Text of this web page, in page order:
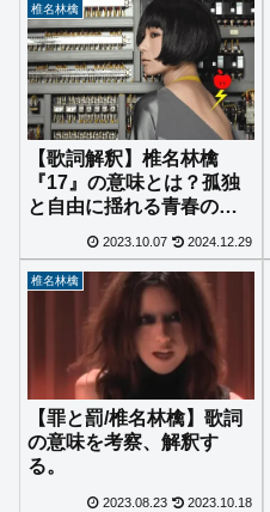
椎名林檎
【歌詞解釈】椎名林檎
『17』の意味とは？孤独
と自由に揺れる青春の物
2023.10.07 2024.12.29
椎名林檎
【罪と罰/椎名林檎】歌詞
の意味を考察、解釈す
る。
2023.08.23 2023.10.18